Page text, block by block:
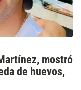
mostró
de huevos,